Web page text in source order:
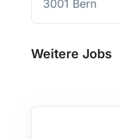
3001 Bern
Weitere Jobs